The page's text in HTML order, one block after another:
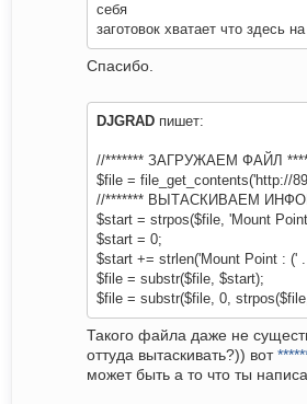
себя
заготовок хватает что здесь
Спасибо.
DJGRAD пишет:
//******* ЗАГРУЖАЕМ ФАЙЛ
$file = file_get_contents('http://
//******* ВЫТАСКИВАЕМ
$start = strpos($file, 'Mount
$start = 0;
$start += strlen('Mount Point : ('
$file = substr($file, $start);
$file = substr($file, 0,
Такого файла даже не
оттуда вытаскивать?)) вот
может быть а то что ты